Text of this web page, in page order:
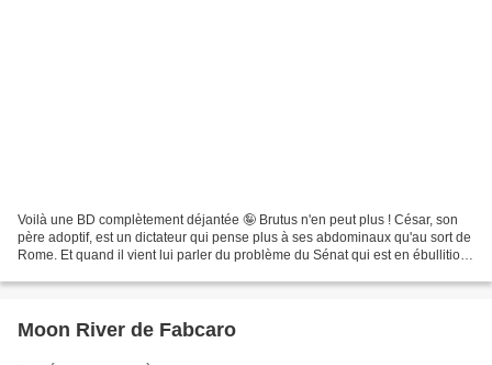
Voilà une BD complètement déjantée 🤪 Brutus n'en peut plus ! César, son
père adoptif, est un dictateur qui pense plus à ses abdominaux qu'au sort de
Rome. Et quand il vient lui parler du problème du Sénat qui est en ébullition,
Moon River de Fabcaro